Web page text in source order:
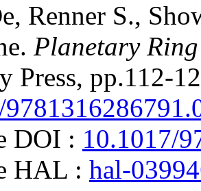
, Renner S.,
. Planetary Ring
Press, pp.112-
DOI : 10.1017/
HAL : hal-